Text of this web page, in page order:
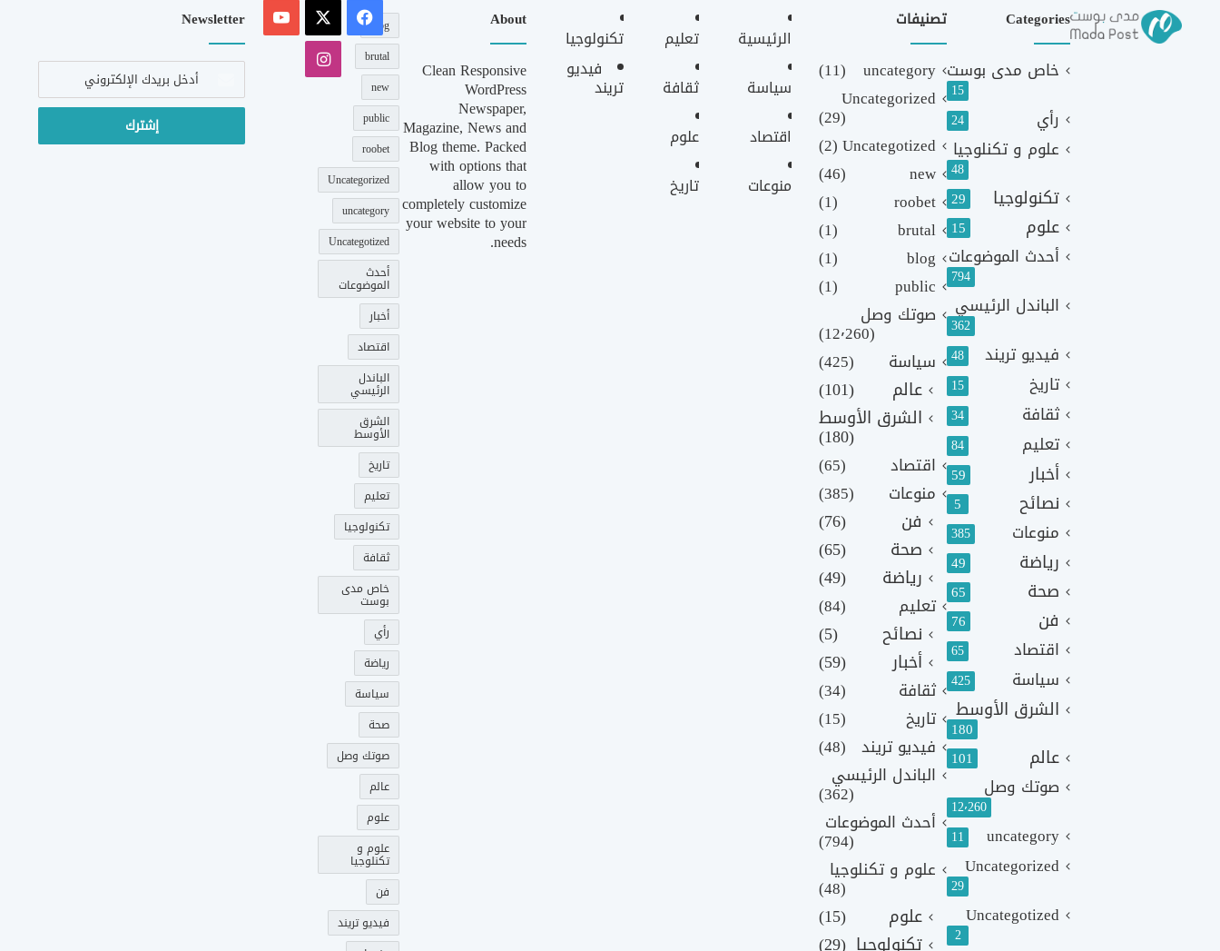
Categories
خاص مدى بوست
15
رأي 24
علوم و تكنلوجيا
48
تكنولوجيا 29
علوم 15
أحدث الموضوعات
794
الباندل الرئيسي
362
فيديو تريند 48
تاريخ 15
ثقافة 34
تعليم 84
أخبار 59
نصائح 5
منوعات 385
رياضة 49
صحة 65
فن 76
اقتصاد 65
سياسة 425
الشرق الأوسط
180
عالم 101
صوتك وصل
12٬260
uncategory
11
Uncategorized
29
Uncategotized
2
تصنيفات
uncategory
(11)
Uncategorized
(29)
Uncategotized
(2)
new
(46)
roobet
(1)
brutal
(1)
blog
(1)
public
(1)
صوتك وصل
(12٬260)
سياسة
(425)
عالم
(101)
الشرق الأوسط
(180)
اقتصاد
(65)
منوعات
(385)
فن
(76)
صحة
(65)
رياضة
(49)
تعليم (84)
نصائح
(5)
أخبار
(59)
ثقافة
(34)
تاريخ
(15)
فيديو تريند (48)
الباندل الرئيسي
(362)
أحدث الموضوعات
(794)
علوم و تكنلوجيا
(48)
علوم
(15)
تكنولوجيا (29)
الرئيسية
سياسة
اقتصاد
منوعات
تعليم
ثقافة
علوم
تاريخ
تكنولوجيا
فيديو
تريند
About
Clean Responsive
WordPress
Newspaper,
Magazine, News and
Blog theme. Packed
with options that
allow you to
completely customize
your website to your
needs.
blog
brutal
new
public
roobet
Uncategorized
uncategory
Uncategotized
أحدث
الموضوعات
أخبار
اقتصاد
الباندل
الرئيسي
الشرق
الأوسط
تاريخ
تعليم
تكنولوجيا
ثقافة
خاص مدى
بوست
رأي
رياضة
سياسة
صحة
صوتك وصل
عالم
علوم
علوم و
تكنلوجيا
فن
فيديو تريند
فيسبوك
‫X
‫YouTube
انستقرام
Newsletter
أدخل
الإلكتروني